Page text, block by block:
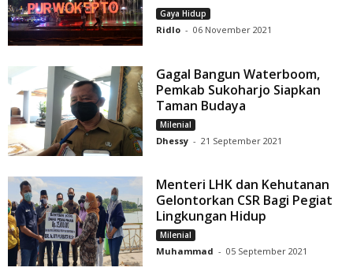
Gaya Hidup
Ridlo - 06 November 2021
Gagal Bangun Waterboom,
Pemkab Sukoharjo Siapkan
Taman Budaya
Milenial
Dhessy - 21 September 2021
Menteri LHK dan Kehutanan
Gelontorkan CSR Bagi Pegiat
Lingkungan Hidup
Milenial
Muhammad - 05 September 2021